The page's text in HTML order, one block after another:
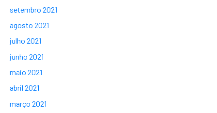
setembro 2021
agosto 2021
julho 2021
junho 2021
maio 2021
abril 2021
março 2021